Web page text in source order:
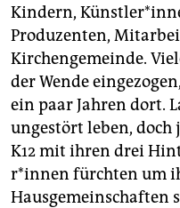
Kindern,
Produzenten,
Kirchengemeinde.
der Wende
ein paar Jahren dort.
ungestört leben,
K12 mit ihren drei
r*in­nen fürchten um
Hausgemeinschaften